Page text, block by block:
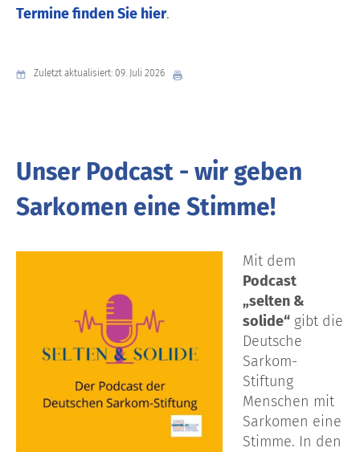
Termine finden Sie hier.
Zuletzt aktualisiert: 09. Juli 2026
Unser Podcast - wir geben
Sarkomen eine Stimme!
Mit dem
Podcast
„selten &
solide“ gibt die
Deutsche
Sarkom-
Stiftung
Menschen mit
Sarkomen eine
Stimme. In den